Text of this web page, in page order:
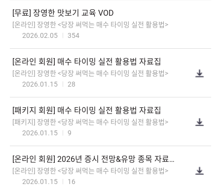
[무료]장영한맛보기교육VOD
[온라인]장영한<당장써먹는매수타이밍실전활용법>
2026.02.05
354
[온라인회원]매수타이밍실전활용법자료집
[온라인]장영한<당장써먹는매수타이밍실전활용법>
2026.01.15
28
[패키지회원]매수타이밍실전활용법자료집
[패키지]장영한<당장써먹는매수타이밍실전활용법>
2026.01.15
9
[온라인회원]2026년증시전망&유망종목자료집(PDF)
[온라인]장영한<당장써먹는매수타이밍실전활용법>
2026.01.15
16